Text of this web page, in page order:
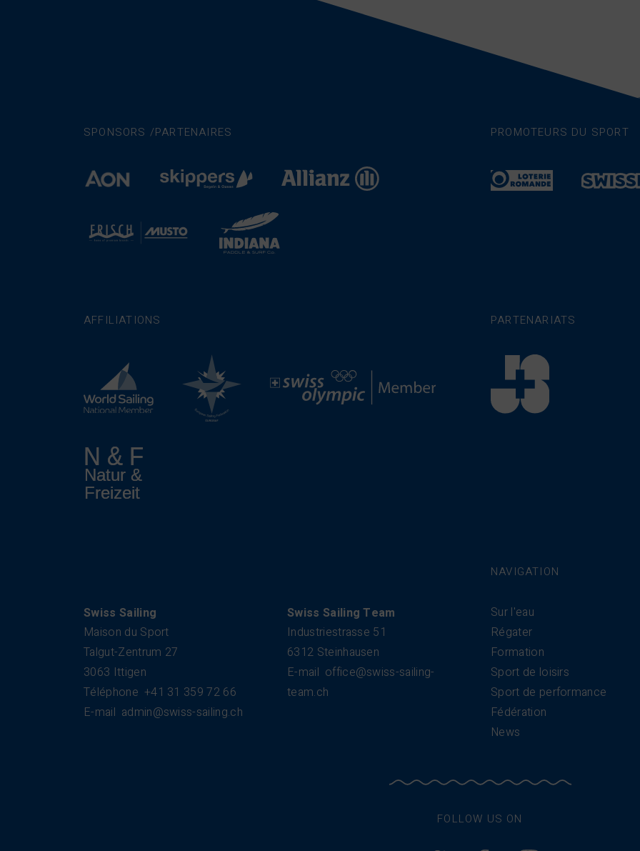
SPONSORS /PARTENAIRES PROMOTEURS DU SPORT
AFFILIATIONS PARTENARIATS
Swiss Sailing
Maison du Sport
Talgut-Zentrum 27
3063 Ittigen
Téléphone +41 31 359 72 66
E-mail admin@swiss-sailing.ch
Swiss Sailing Team
Industriestrasse 51
6312 Steinhausen
E-mail office@swiss-sailing-
team.ch
NAVIGATION
Sur l'eau
Régater
Formation
Sport de loisirs
Sport de performance
Fédération
News
FOLLOW US ON